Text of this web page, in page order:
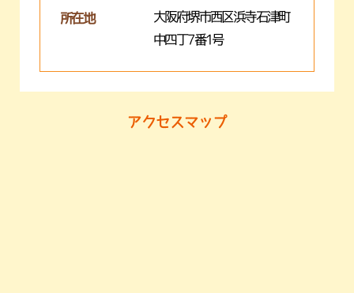
所在地
大阪府堺市西区浜寺石津町
中四丁7番1号
アクセスマップ